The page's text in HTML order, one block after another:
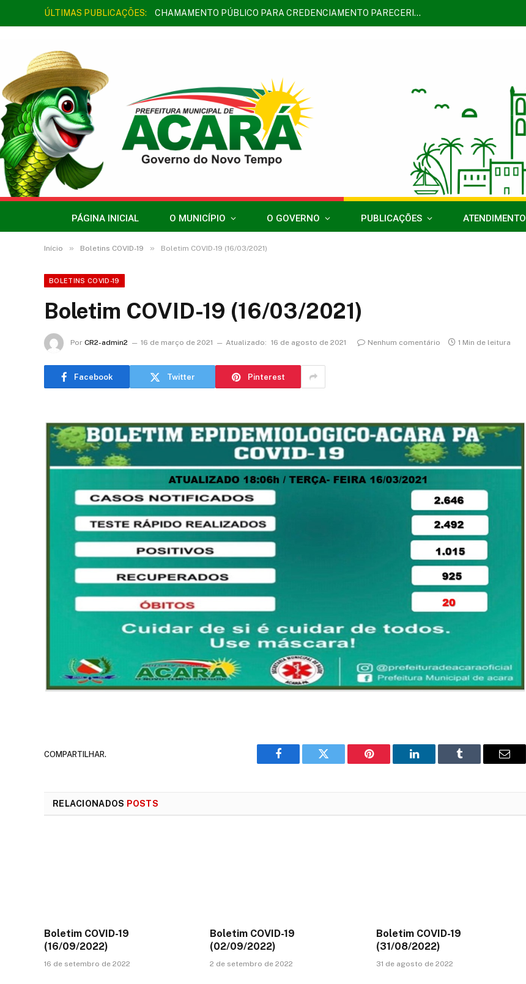
ÚLTIMAS PUBLICAÇÕES: CHAMAMENTO PÚBLICO PARA CREDENCIAMENTO PARECERISTAS DA PNAB – ACARÁ – Edital Nº 02/2026
PÁGINA INICIAL O MUNICÍPIO O GOVERNO PUBLICAÇÕES ATENDIMENTO
Início » Boletins COVID-19 » Boletim COVID-19 (16/03/2021)
BOLETINS COVID-19
Boletim COVID-19 (16/03/2021)
Por CR2-admin2 16 de março de 2021 Atualizado: 16 de agosto de 2021 Nenhum comentário 1 Min de leitura
Facebook Twitter Pinterest
COMPARTILHAR.
Facebook Twitter Pinterest LinkedIn Tumblr
E-
RELACIONADOS POSTS
Boletim COVID-19
(16/09/2022)
16 de setembro de 2022
Boletim COVID-19
(02/09/2022)
2 de setembro de 2022
Boletim COVID-19
(31/08/2022)
31 de agosto de 2022